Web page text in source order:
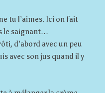
tu l’aimes. Ici on fait
le saignant…
d’abord avec un peu
avec son jus quand il y